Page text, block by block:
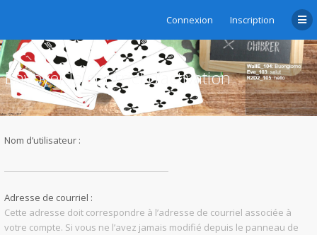
Connexion Inscription
Envoyer le courriel d’activation
Nom d’utilisateur :
Adresse de courriel :
Cette adresse doit correspondre à l’adresse de courriel associée à
votre compte. Si vous ne l’avez jamais modifié depuis le panneau de